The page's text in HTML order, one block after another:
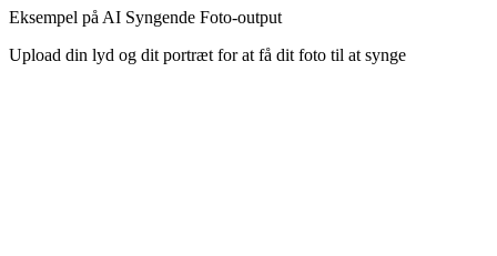
Eksempel på AI Syngende Foto-output
Upload din lyd og dit portræt for at få dit foto til at synge